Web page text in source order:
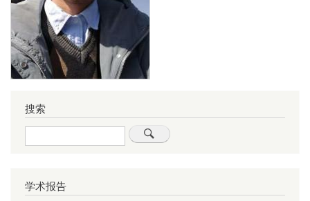
搜索
Search
学术报告